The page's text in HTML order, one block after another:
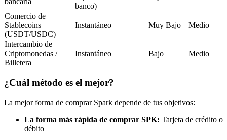
Únete a los mejores traders
Conviértete en un Trader de Copia
Disfruta del reparto de beneficios y comisiones de copy trading
banco)
Comercio de
Stablecoins
(USDT/USDC)
Instantáneo Muy Bajo Medio
Intercambio de
Criptomonedas /
Billetera
Instantáneo Bajo Medio
¿Cuál método es el mejor?
La mejor forma de comprar Spark depende de tus objetivos:
La forma más rápida de comprar SPK: Tarjeta de crédito o
débito